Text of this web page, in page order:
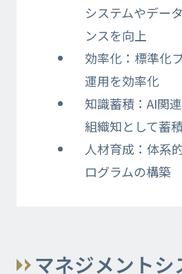
システムやデー
ンスを向上
効率化：標準化
運用を効率化
知識蓄積：AI関
組織知として蓄
人材育成：体系
ログラムの構築
マネジメント